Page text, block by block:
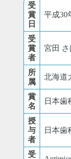
受
賞
日
平成30
受
賞
者
宮田 さ
所
属
北海道
賞
名
日本歯
授
与
者
日本歯
受